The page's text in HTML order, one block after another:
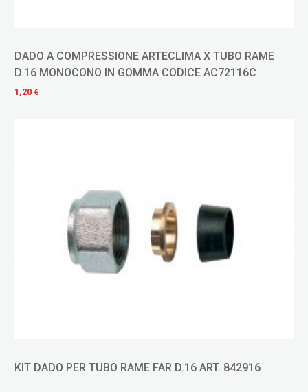
DADO A COMPRESSIONE ARTECLIMA X TUBO RAME
D.16 MONOCONO IN GOMMA CODICE AC72116C
1,20 €
KIT DADO PER TUBO RAME FAR D.16 ART. 842916